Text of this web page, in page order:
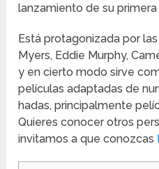
lanzamiento de su primera
Está protagonizada por
Myers, Eddie Murphy,
y en cierto modo sirve
películas adaptadas de
hadas, principalmente
Quieres conocer otros
invitamos a que conozcas